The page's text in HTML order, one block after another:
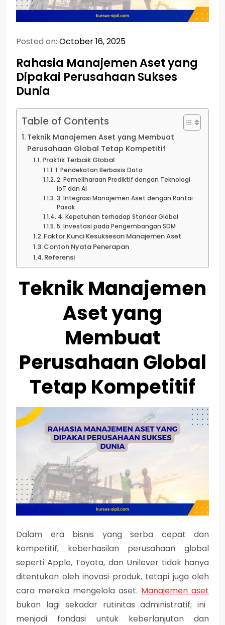
Posted on: October 16, 2025
Rahasia Manajemen Aset yang
Dipakai Perusahaan Sukses
Dunia
Table of Contents
Teknik Manajemen Aset yang Membuat
Perusahaan Global Tetap Kompetitif
Praktik Terbaik Global
1. Pendekatan Berbasis Data
2. Pemeliharaan Prediktif dengan Teknologi
IoT dan AI
3. Integrasi Manajemen Aset dengan Rantai
Pasok
4. Kepatuhan terhadap Standar Global
5. Investasi pada Pengembangan SDM
Faktor Kunci Kesuksesan Manajemen Aset
Contoh Nyata Penerapan
Referensi
Teknik Manajemen
Aset yang
Membuat
Perusahaan Global
Tetap Kompetitif
Dalam era bisnis yang serba cepat dan
kompetitif, keberhasilan perusahaan global
sepertiApple, Toyota, dan Unilevertidak hanya
ditentukan oleh inovasi produk, tetapi juga oleh
cara mereka mengelola aset. Manajemen aset
bukan lagi sekadar rutinitas administratif; ini
menjadi fondasi untuk keberlanjutan dan